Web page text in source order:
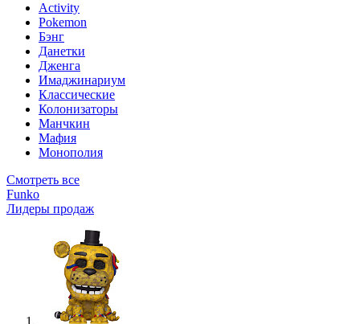
Activity
Pokemon
Бэнг
Данетки
Дженга
Имаджинариум
Классические
Колонизаторы
Манчкин
Мафия
Монополия
Смотреть все
Funko
Лидеры продаж